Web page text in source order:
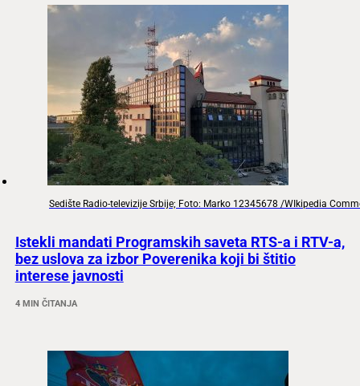
Sedište Radio-televizije Srbije; Foto: Marko 12345678 /WIkipedia
Istekli mandati Programskih saveta RTS-a i RTV-a,
bez uslova za izbor Poverenika koji bi štitio
interese javnosti
4 MIN ČITANJA